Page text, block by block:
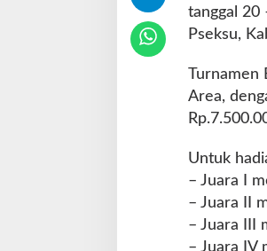
u
A
k
M
a
y
r
a
k
tanggal 20
Pseksu,
Turnamen
Area,
Untuk
– Juara I
– Juara II
– Juara III
– Juara IV